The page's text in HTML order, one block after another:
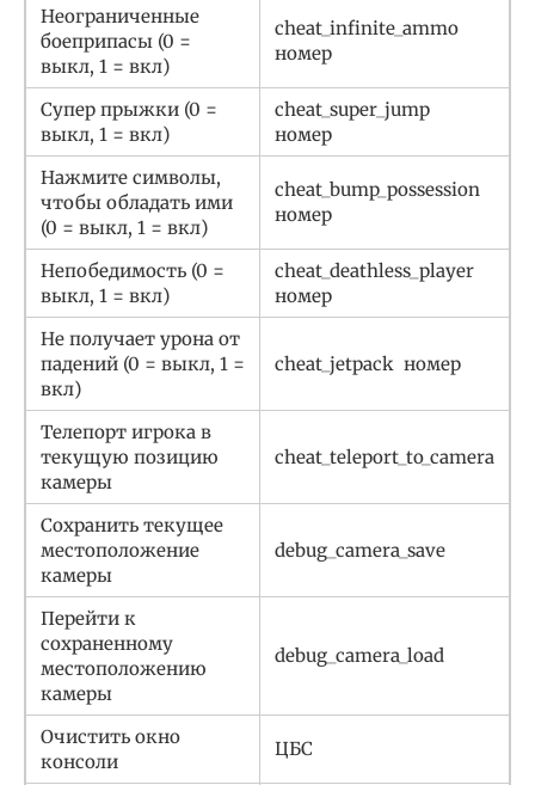
Неограниченные
боеприпасы (0 =
выкл, 1 = вкл)
cheat_infinite_ammo
номер
Супер прыжки (0 =
выкл, 1 = вкл)
cheat_super_jump
номер
Нажмите символы,
чтобы обладать ими
(0 = выкл, 1 = вкл)
cheat_bump_possession
номер
Непобедимость (0 =
выкл, 1 = вкл)
cheat_deathless_player
номер
Не получает урона от
падений (0 = выкл, 1 =
вкл)
cheat_jetpack номер
Телепорт игрока в
текущую позицию
камеры
cheat_teleport_to_camera
Сохранить текущее
местоположение
камеры
debug_camera_save
Перейти к
сохраненному
местоположению
камеры
debug_camera_load
Очистить окно
консоли
ЦБС